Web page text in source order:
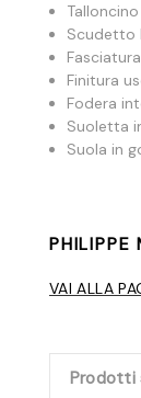
Scudetto
Finitura
Fodera
Suoletta
Suola in
PHILIPPE
VAI ALLA
Prodotti